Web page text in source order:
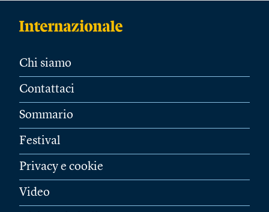
Chi siamo
Contattaci
Sommario
Festival
Privacy e cookie
Video